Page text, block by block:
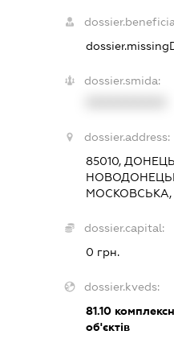
dossier.smida:
dossier.address:
85010,
МОСКОВСЬКА,
dossier.capital:
0 грн.
dossier.kveds:
81.10
об'єктів